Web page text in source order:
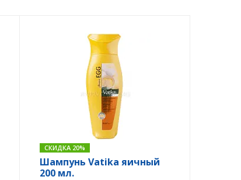
СКИДКА 20%
Шампунь Vatika яичный
200 мл.